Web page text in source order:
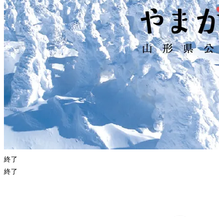
終了
終了